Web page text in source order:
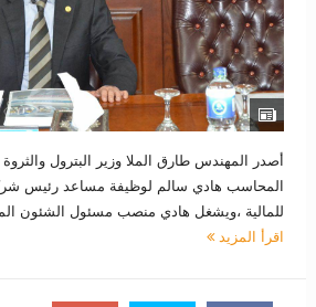
أصدر المهندس طارق الملا وزير البترول والثروة
المحاسب هادي سالم لوظيفة مساعد رئيس
للمالية ،ويشغل هادي منصب مسئول الشئون
اقرأ المزيد